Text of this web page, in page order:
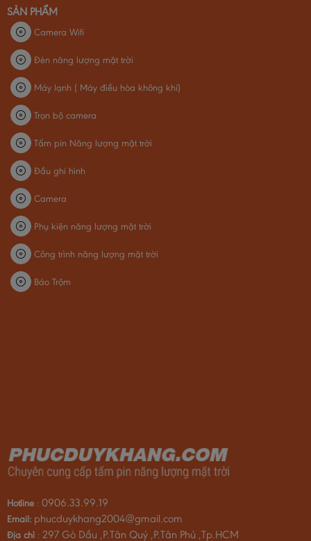
Hotline : 0906.33.99.19
Email: phucduykhang2004@gmail.com
Địa chỉ : 297 Gò Dầu ,P.Tân Quý ,P.Tân Phú ,Tp.HCM
SẢN PHẨM
Camera Wifi
Đèn năng lượng mặt trời
Máy lạnh ( Máy điều hòa không khí)
Trọn bộ camera
Tấm pin Năng lượng mặt trời
Đầu ghi hình
Camera
Phụ kiện năng lượng mặt trời
Công trình năng lượng mặt trời
Báo Trộm